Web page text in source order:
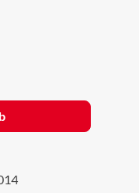
gewünschten